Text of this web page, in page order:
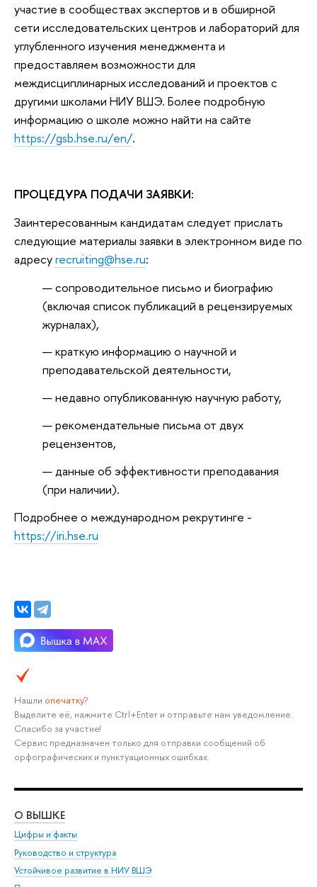
участие в сообществах экспертов и в обширной
сети исследовательских центров и лабораторий для
углубленного изучения менеджмента и
предоставляем возможности для
междисциплинарных исследований и проектов с
другими школами НИУ ВШЭ. Более подробную
информацию о школе можно найти на сайте
https://gsb.hse.ru/en/.
ПРОЦЕДУРА ПОДАЧИ ЗАЯВКИ:
Заинтересованным кандидатам следует прислать
следующие материалы заявки в электронном виде по
адресуrecruiting@hse.ru:
сопроводительное письмо и биографию
(включая список публикаций в рецензируемых
журналах),
краткую информацию о научной и
преподавательской деятельности,
недавно опубликованную научную работу,
рекомендательные письма от двух
рецензентов,
данные об эффективности преподавания
(при наличии).
Подробнее о международном рекрутинге -
https://iri.hse.ru
Нашли опечатку?
Выделите её, нажмите Ctrl+Enter и отправьте нам уведомление.
Спасибо за участие!
Сервис предназначен только для отправки сообщений об
орфографических и пунктуационных ошибках.
О ВЫШКЕ
Цифры и факты
Руководство и структура
Устойчивое развитие в НИУ ВШЭ